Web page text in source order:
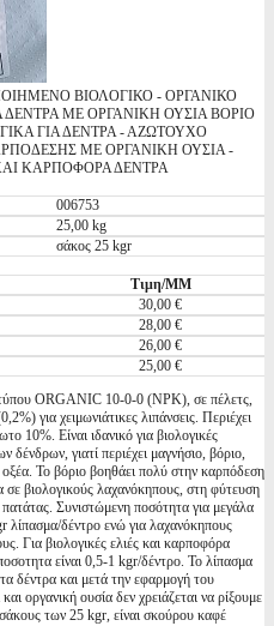
ΒΙΟΛΟΓΙΚΟ - ΟΡΓΑΝΙΚΟ
ΜΕ ΟΡΓΑΝΙΚΗ ΟΥΣΙΑ ΒΟΡΙΟ
ΓΙΑ ΔΕΝΤΡΑ - ΑΖΩΤΟΥΧΟ
ΜΕ ΟΡΓΑΝΙΚΗ ΟΥΣΙΑ -
ΚΑΡΠΟΦΟΡΑ ΔΕΝΤΡΑ
006753
25,00 kg
σάκος 25 kgr
Τιμη/ΜΜ
30,00 €
28,00 €
26,00 €
25,00 €
τύπου ORGANIC 10-0-0 (NPK), σε πέλετς,
για χειμωνιάτικες λιπάνσεις. Περιέχει
10%. Είναι ιδανικό για βιολογικές
γιατί περιέχει μαγνήσιο, βόριο,
Το βόριο βοηθάει πολύ στην καρπόδεση
σε βιολογικούς λαχανόκηπους, στη φύτευση
Συνιστώμενη ποσότητα για μεγάλα
λίπασμα/δέντρο ενώ για λαχανόκηπους
Για βιολογικές ελιές και καρποφόρα
είναι 0,5-1 kgr/δέντρο. Το λίπασμα
δέντρα και μετά την εφαρμογή του
οργανική ουσία δεν χρειάζεται να ρίξουμε
των 25 kgr, είναι σκούρου καφέ